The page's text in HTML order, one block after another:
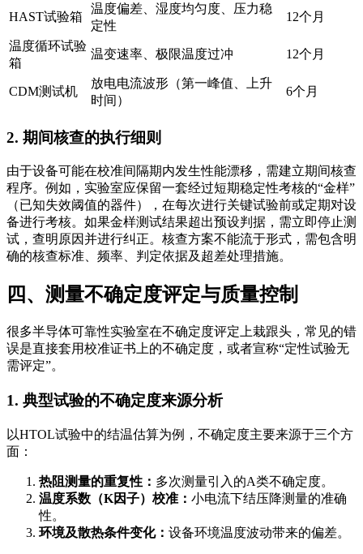
HAST试验箱
温度偏差、湿度均匀度、压力稳
定性
12个月
温度循环试验
箱
温变速率、极限温度过冲 12个月
CDM测试机
放电电流波形（第一峰值、上升
时间）
6个月
2. 期间核查的执行细则
由于设备可能在校准间隔期内发生性能漂移，需建立期间核查
程序。例如，实验室应保留一套经过短期稳定性考核的“金样”
（已知失效阈值的器件），在每次进行关键试验前或定期对设
备进行考核。如果金样测试结果超出预设判据，需立即停止测
试，查明原因并进行纠正。核查方案不能流于形式，需包含明
确的核查标准、频率、判定依据及超差处理措施。
四、测量不确定度评定与质量控制
很多半导体可靠性实验室在不确定度评定上栽跟头，常见的错
误是直接套用校准证书上的不确定度，或者宣称“定性试验无
需评定”。
1. 典型试验的不确定度来源分析
以HTOL试验中的结温估算为例，不确定度主要来源于三个方
面：
热阻测量的重复性： 多次测量引入的A类不确定度。
温度系数（K因子）校准： 小电流下结压降测量的准确
性。
环境及散热条件变化： 设备环境温度波动带来的偏差。